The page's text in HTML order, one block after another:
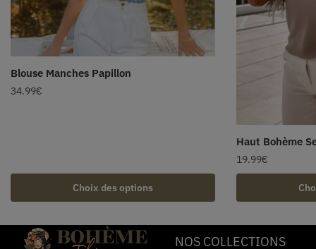
Blouse Manches Papillon
34.99€
Choix des options
Haut Bohème
19.99€
NOS COLLECTIONS